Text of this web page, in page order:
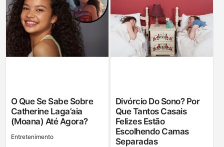
O Que Se Sabe Sobre
Catherine Laga’aia
(Moana) Até Agora?
Entretenimento
Divórcio Do Sono? Por
Que Tantos Casais
Felizes Estão
Escolhendo Camas
Separadas